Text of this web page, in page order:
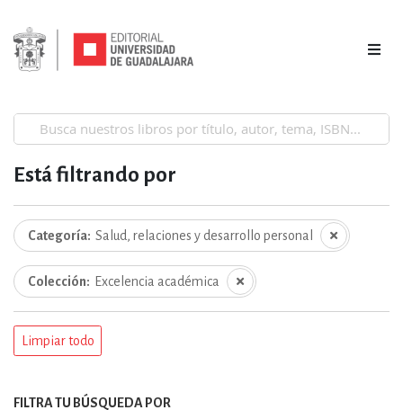
Está filtrando por
Categoría Salud, relaciones y desarrollo personal
Colección Excelencia académica
Limpiar todo
FILTRA TU BÚSQUEDA POR